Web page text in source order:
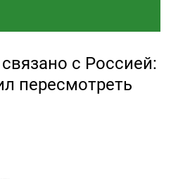
с Россией:
пересмотреть